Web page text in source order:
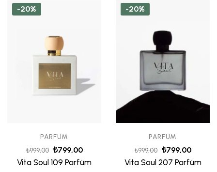
-20%
PARFÜM
₺999,00 ₺799,00
Vita Soul 109 Parfüm
-20%
PARFÜM
₺999,00 ₺799,00
Vita Soul 207 Parfüm